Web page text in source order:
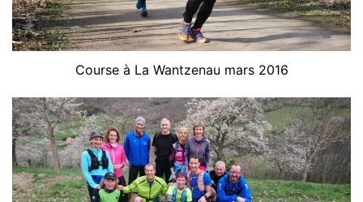
Course à La Wantzenau mars 2016